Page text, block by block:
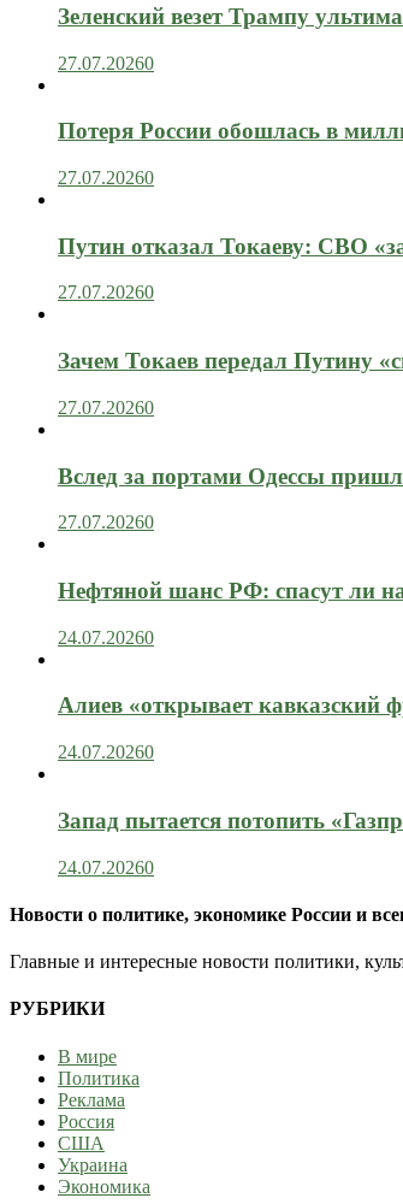
Зеленский везет Трампу
27.07.20260
Потеря России обошлась в
27.07.20260
Путин отказал Токаеву: СВО
27.07.20260
Зачем Токаев передал Путину
27.07.20260
Вслед за портами Одессы
27.07.20260
Нефтяной шанс РФ: спасут ли
24.07.20260
Алиев «открывает кавказский
24.07.20260
Запад пытается потопить
24.07.20260
Новости о политике, экономике России и
Главные и интересные новости политики,
РУБРИКИ
В мире
Политика
Реклама
Россия
США
Украина
Экономика